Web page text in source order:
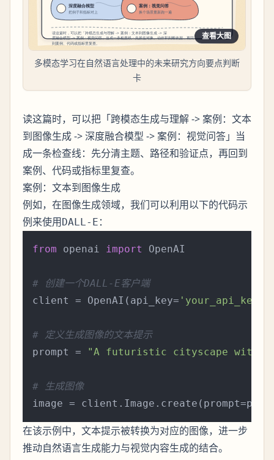
查看大图
多模态学习在自然语言处理中的未来研究方向要点判断
卡
读这篇时，可以把「跨模态生成与理解 -> 案例：文本
到图像生成 -> 深度融合模型 -> 案例：视觉问答」当
成一条检查线：先分清主题、路径和验证点，再回到
案例、代码或指标里复查。
案例：文本到图像生成
例如，在图像生成领域，我们可以利用以下的代码示
例来使用DALL-E ：
from openai import OpenAI
# 创建一个DALL-E客户端
client = OpenAI(api_key= 'your_api_key'
# 定义生成图像的文本提示
prompt =
"A futuristic cityscape with
# 生成图像
在该示例中，文本提示被转换为对应的图像，进一步
推动自然语言生成能力与视觉内容生成的结合。